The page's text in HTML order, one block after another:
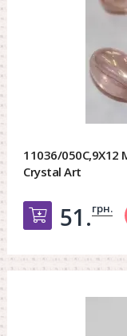
11036/050C,9X12
Crystal Art
Добавить
51.грн.